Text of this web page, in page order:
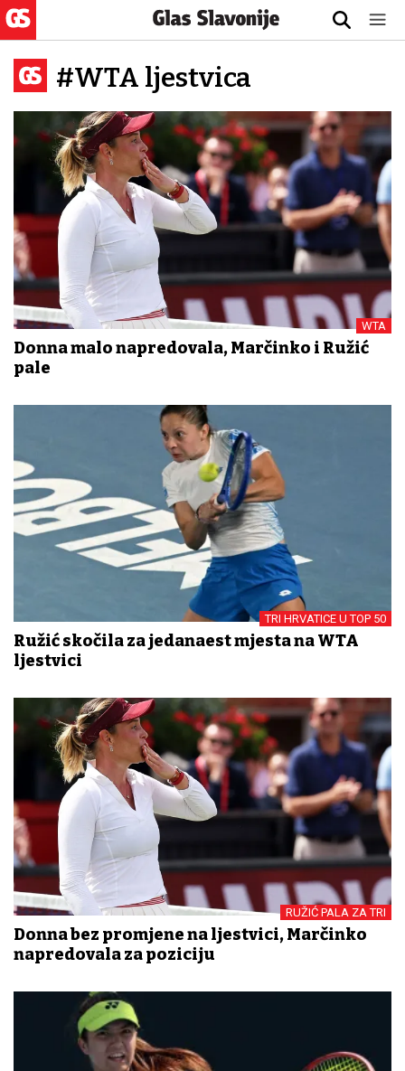
#WTA ljestvica
WTA
Donna malo napredovala, Marčinko i Ružić
pale
TRI HRVATICE U TOP 50
Ružić skočila za jedanaest mjesta na WTA
ljestvici
RUŽIĆ PALA ZA TRI
Donna bez promjene na ljestvici, Marčinko
napredovala za poziciju